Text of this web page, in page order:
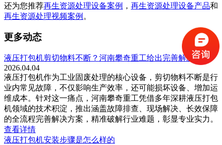
还为您推荐再生资源处理设备案例 ， 再生资源处理设备产品和
再生资源处理视频案例 。
更多动态
液压打包机剪切物料不断？河南攀奇重工给出完善解决方案
2026.04.04
液压打包机作为工业固废处理的核心设备，剪切物料不断是行
业内常见故障，不仅影响生产效率，还可能损坏设备、增加运
维成本。针对这一痛点，河南攀奇重工凭借多年深耕液压打包
机领域的技术积淀，推出涵盖故障排查、现场解决、长效保障
的全流程完善解决方案，精准破解行业难题，彰显专业实力。
查看详情
液压打包机安装步骤是怎么样的